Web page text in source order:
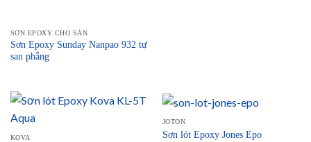
SƠN EPOXY CHO SÀN
Sơn Epoxy Sunday Nanpao 932 tự
san phẳng
KOVA
JOTON
Sơn lót Epoxy Jones Epo